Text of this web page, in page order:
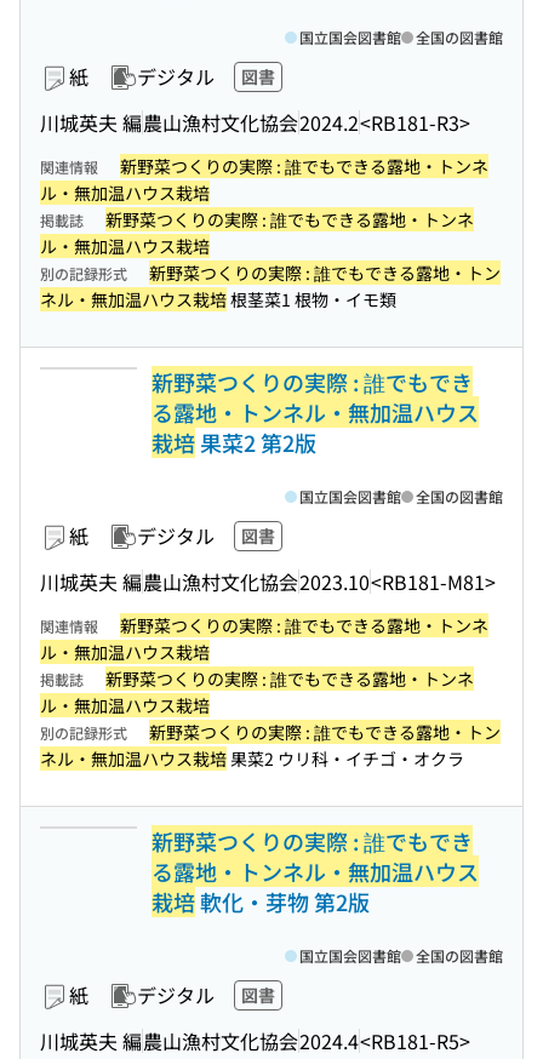
紙 デジタル 図書
川城英夫 編農山漁村文化協会2024.2<RB181-R3>
国立国会図書館 全国の図書館
関連情報
新野菜つくりの実際 : 誰でもできる露地・トンネ
ル・無加温ハウス栽培
掲載誌
新野菜つくりの実際 : 誰でもできる露地・トンネ
ル・無加温ハウス栽培
別の記録形式
新野菜つくりの実際 : 誰でもできる露地・トン
ネル・無加温ハウス栽培根茎菜1 根物・イモ類
新野菜つくりの実際 : 誰でもでき
る露地・トンネル・無加温ハウス
栽培果菜2 第2版
紙 デジタル 図書
川城英夫 編農山漁村文化協会2023.10<RB181-M81>
国立国会図書館 全国の図書館
関連情報
新野菜つくりの実際 : 誰でもできる露地・トンネ
ル・無加温ハウス栽培
掲載誌
新野菜つくりの実際 : 誰でもできる露地・トンネ
ル・無加温ハウス栽培
別の記録形式
新野菜つくりの実際 : 誰でもできる露地・トン
ネル・無加温ハウス栽培果菜2 ウリ科・イチゴ・オクラ
新野菜つくりの実際 : 誰でもでき
る露地・トンネル・無加温ハウス
栽培軟化・芽物 第2版
紙 デジタル 図書
川城英夫 編農山漁村文化協会2024.4<RB181-R5>
国立国会図書館 全国の図書館